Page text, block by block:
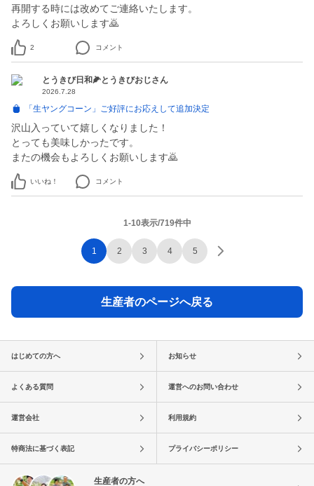
再開する時には改めてご連絡いたします。
よろしくお願いします🙇
2 コメント
とうきび日和🌽とうきびおじさん
2026.7.28
「生ヤングコーン」ご好評にお応えして追加決定
沢山入っていて嬉しくなりました！
とっても美味しかったです。
またの機会もよろしくお願いします🙇
いいね！ コメント
1-10表示/719件中
1 2 3 4 5
生産者のページへ戻る
はじめての方へ お知らせ
よくある質問 運営へのお問い合わせ
運営会社 利用規約
特商法に基づく表記 プライバシーポリシー
生産者の方へ